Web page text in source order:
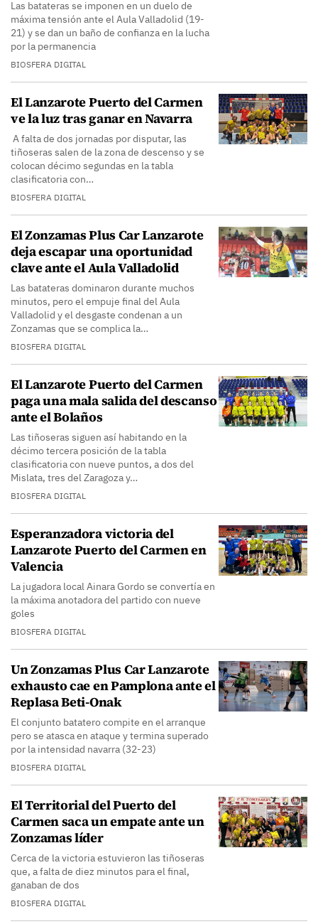
Las batateras se imponen en un duelo de
máxima tensión ante el Aula Valladolid (19-
21) y se dan un baño de confianza en la lucha
por la permanencia
BIOSFERA DIGITAL
El Lanzarote Puerto del Carmen
ve la luz tras ganar en Navarra
A falta de dos jornadas por disputar, las
tiñoseras salen de la zona de descenso y se
colocan décimo segundas en la tabla
clasificatoria con…
BIOSFERA DIGITAL
El Zonzamas Plus Car Lanzarote
deja escapar una oportunidad
clave ante el Aula Valladolid
Las batateras dominaron durante muchos
minutos, pero el empuje final del Aula
Valladolid y el desgaste condenan a un
Zonzamas que se complica la…
BIOSFERA DIGITAL
El Lanzarote Puerto del Carmen
paga una mala salida del descanso
ante el Bolaños
Las tiñoseras siguen así habitando en la
décimo tercera posición de la tabla
clasificatoria con nueve puntos, a dos del
Mislata, tres del Zaragoza y…
BIOSFERA DIGITAL
Esperanzadora victoria del
Lanzarote Puerto del Carmen en
Valencia
La jugadora local Ainara Gordo se convertía en
la máxima anotadora del partido con nueve
goles
BIOSFERA DIGITAL
Un Zonzamas Plus Car Lanzarote
exhausto cae en Pamplona ante el
Replasa Beti-Onak
El conjunto batatero compite en el arranque
pero se atasca en ataque y termina superado
por la intensidad navarra (32-23)
BIOSFERA DIGITAL
El Territorial del Puerto del
Carmen saca un empate ante un
Zonzamas líder
Cerca de la victoria estuvieron las tiñoseras
que, a falta de diez minutos para el final,
ganaban de dos
BIOSFERA DIGITAL